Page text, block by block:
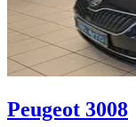
Peugeot 3008